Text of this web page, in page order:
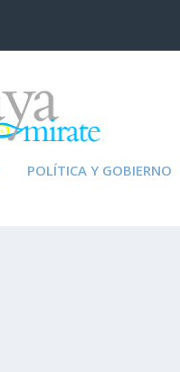
POLÍTICA Y GOBIERNO